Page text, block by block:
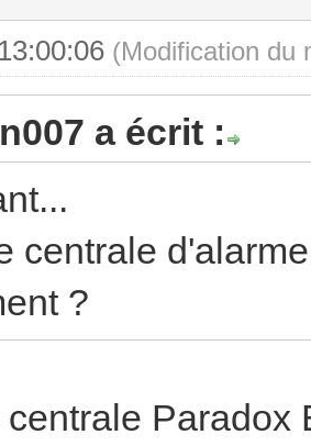
(Modification du
a écrit :
centrale
?
Paradox